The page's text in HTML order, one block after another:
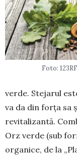
Foto: 123RF
verde. Stejarul
va da din forța sa
revitalizantă.
Orz verde (sub
organice, de la